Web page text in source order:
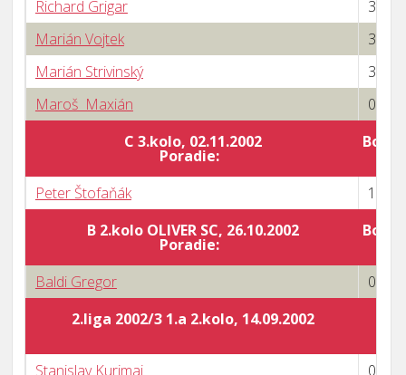
Richard Grigar
3 : 0
Marián Vojtek
3 : 1
Marián Strivinský
3 : 0
Maroš Maxián
0 : 3
C 3.kolo, 02.11.2002
Poradie:
Body
Peter Štofaňák
1 : 3
B 2.kolo OLIVER SC, 26.10.2002
Poradie:
Body
Baldi Gregor
0 : 3
2.liga 2002/3 1.a 2.kolo, 14.09.2002
Stanislav Kurimai
0 : 3